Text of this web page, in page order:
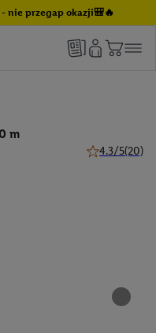
nie przegap okazji🎒🔥
m
4.3/5(20)